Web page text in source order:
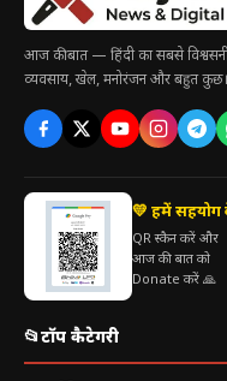
कंपनी का
बाजार पर
आज की बात — हिंदी का सबसे
व्यवसाय, खेल, मनोरंजन और बहुत कुछ।
💛 हमें सहयोग
QR स्कैन करें और
आज की बात को
Donate करें 🙏
📂टॉप कैटेगरी